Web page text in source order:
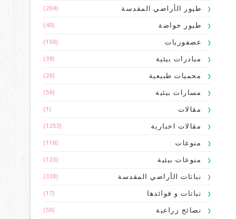
طيور الأراضي المقدسة (294)
طيور خواضة (40)
عصفوريات (150)
مبادرات بيئية (39)
محميات طبيعية (26)
مسارات بيئية (56)
مقالات (1)
مقالات اخبارية (1253)
منوعات (116)
منوعات بيئية (123)
نباتات الأراضي المقدسة (338)
نباتات و فوائدها (17)
نصائح زراعية (50)